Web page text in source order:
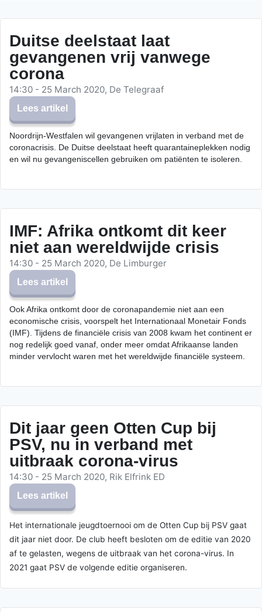
Duitse deelstaat laat
gevangenen vrij vanwege
corona
14:30 - 25 March 2020, De Telegraaf
Lees artikel
Noordrijn-Westfalen wil gevangenen vrijlaten in verband met de
coronacrisis. De Duitse deelstaat heeft quarantaineplekken nodig
en wil nu gevangeniscellen gebruiken om patiënten te isoleren.
IMF: Afrika ontkomt dit keer
niet aan wereldwijde crisis
14:30 - 25 March 2020, De Limburger
Lees artikel
Ook Afrika ontkomt door de coronapandemie niet aan een
economische crisis, voorspelt het Internationaal Monetair Fonds
(IMF). Tijdens de financiële crisis van 2008 kwam het continent er
nog redelijk goed vanaf, onder meer omdat Afrikaanse landen
minder vervlocht waren met het wereldwijde financiële systeem.
Dit jaar geen Otten Cup bij
PSV, nu in verband met
uitbraak corona-virus
14:30 - 25 March 2020, Rik Elfrink ED
Lees artikel
Het internationale jeugdtoernooi om de Otten Cup bij PSV gaat
dit jaar niet door. De club heeft besloten om de editie van 2020
af te gelasten, wegens de uitbraak van het corona-virus. In
2021 gaat PSV de volgende editie organiseren.